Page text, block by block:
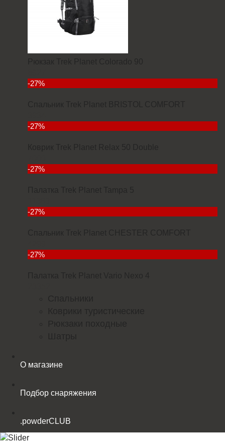
-27%
-27%
-27%
-27%
-27%
О магазине
Подбор снаряжения
.powderCLUB